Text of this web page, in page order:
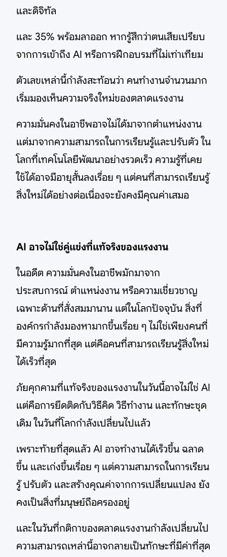
และดิจิทัล
และ 35% พร้อมลาออก หากรู้สึกว่าตนเสียเปรียบ
จากการเข้าถึง AI หรือการฝึกอบรมที่ไม่เท่าเทียม
ตัวเลขเหล่านี้กำลังสะท้อนว่า คนทำงานจำนวนมาก
เริ่มมองเห็นความจริงใหม่ของตลาดแรงงาน
ความมั่นคงในอาชีพอาจไม่ได้มาจากตำแหน่งงาน
แต่มาจากความสามารถในการเรียนรู้และปรับตัว ใน
โลกที่เทคโนโลยีพัฒนาอย่างรวดเร็ว ความรู้ที่เคย
ใช้ได้อาจมีอายุสั้นลงเรื่อย ๆ แต่คนที่สามารถเรียนรู้
สิ่งใหม่ได้อย่างต่อเนื่องจะยังคงมีคุณค่าเสมอ
AI อาจไม่ใช่คู่แข่งที่แท้จริงของแรงงาน
ในอดีต ความมั่นคงในอาชีพมักมาจาก
ประสบการณ์ ตำแหน่งงาน หรือความเชี่ยวชาญ
เฉพาะด้านที่สั่งสมมานาน แต่ในโลกปัจจุบัน สิ่งที่
องค์กรกำลังมองหามากขึ้นเรื่อย ๆ ไม่ใช่เพียงคนที่
มีความรู้มากที่สุด แต่คือคนที่สามารถเรียนรู้สิ่งใหม่
ได้เร็วที่สุด
ภัยคุกคามที่แท้จริงของแรงงานในวันนี้อาจไม่ใช่ AI
แต่คือการยึดติดกับวิธีคิด วิธีทำงาน และทักษะชุด
เดิม ในวันที่โลกกำลังเปลี่ยนไปแล้ว
เพราะท้ายที่สุดแล้ว AI อาจทำงานได้เร็วขึ้น ฉลาด
ขึ้น และเก่งขึ้นเรื่อย ๆ แต่ความสามารถในการเรียน
รู้ ปรับตัว และสร้างคุณค่าจากการเปลี่ยนแปลง ยัง
คงเป็นสิ่งที่มนุษย์ถือครองอยู่
และในวันที่กติกาของตลาดแรงงานกำลังเปลี่ยนไป
ความสามารถเหล่านี้อาจกลายเป็นทักษะที่มีค่าที่สุด